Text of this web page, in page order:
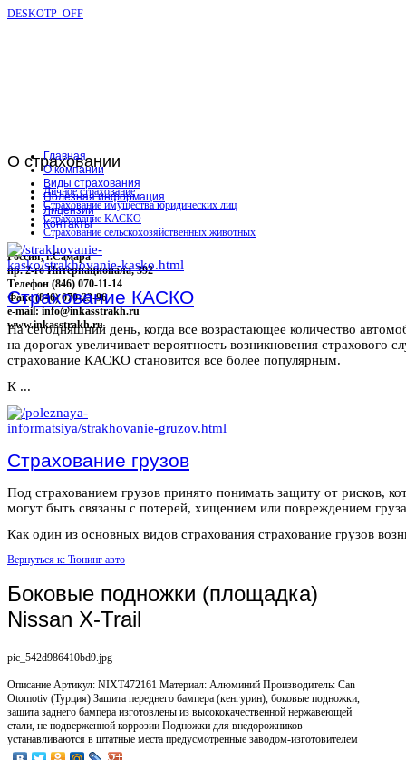
DESKOTP_OFF
О страховании
Личное страхование
Страхование имущества юридических лиц
Страхование КАСКО
Страхование сельскохозяйственных животных
Россия, г.Самара
пр. 2-го Интернационала, 392
Телефон (846) 070-11-14
Факс (846) 070-23-96
e-mail: info@inkasstrakh.ru
www.inkasstrakh.ru
Главная
О компании
Виды страхования
Полезная информация
Лицензии
Контакты
Страхование КАСКО
На сегодняшний день, когда все возрастающее количество
на дорогах увеличивает вероятность возникновения страхового
страхование КАСКО становится все более популярным.
К ...
Страхование грузов
Под страхованием грузов принято понимать защиту от рисков,
могут быть связаны с потерей, хищением или повреждением
Как один из основных видов страхования страхование грузов
Вернуться к: Тюнинг авто
Боковые подножки (площадка)
Nissan X-Trail
pic_542d986410bd9.jpg
Описание Артикул: NIXT472161 Материал: Алюминий Производитель: Can
Otomotiv (Турция) Защита переднего бампера (кенгурин), боковые подножки,
защита заднего бампера изготовлены из высококачественной нержавеющей
стали, не подверженной коррозии Подножки для внедорожников
устанавливаются в штатные места предусмотренные заводом-изготовителем